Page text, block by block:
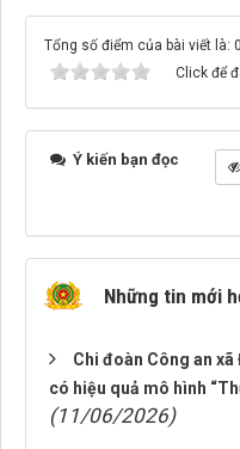
Tổng số điểm của bài viết là:
Click để
Ý kiến bạn đọc
Những tin mới
Chi đoàn Công an
có hiệu quả mô hình
(11/06/2026)